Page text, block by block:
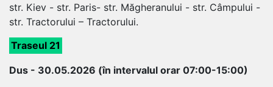
str. Kiev - str. Paris- str. Măgheranului - str. Câmpului -
str. Tractorului – Tractorului.
Traseul 21
Dus - 30.05.2026 (în intervalul orar 07:00-15:00)